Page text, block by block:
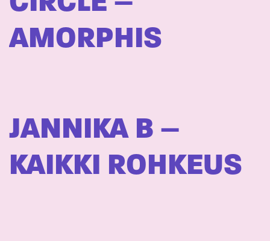
AMORPHIS
JANNIKA B –
KAIKKI ROHKEUS